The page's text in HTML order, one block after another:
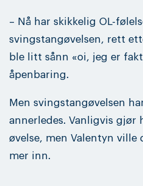
– Nå har skikkelig OL-
svingstangøvelsen, rett
ble litt sånn «oi, jeg er
åpenbaring.
Men svingstangøvelsen
annerledes. Vanligvis gjør
øvelse, men Valentyn
mer inn.